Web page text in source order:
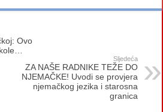
Ovo
Sljedeća
ZA NAŠE RADNIKE TEŽE DO
NJEMAČKE! Uvodi se provjera
njemačkog jezika i starosna
granica